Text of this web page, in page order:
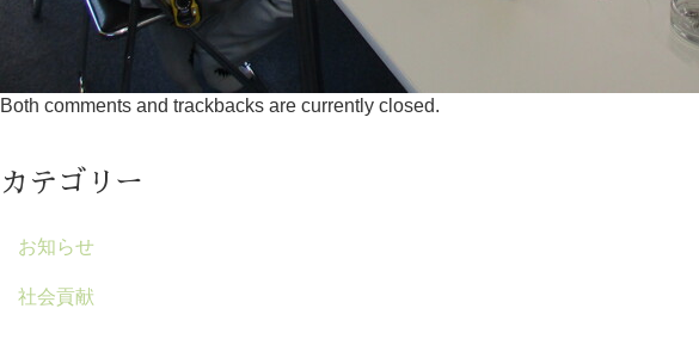
Both comments and trackbacks are currently closed.
カテゴリー
お知らせ
社会貢献